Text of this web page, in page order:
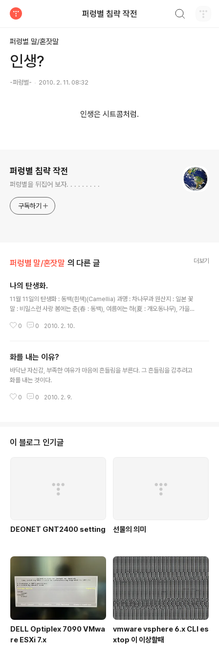
퍼렁별 침략 작전
퍼렁별 말/혼잣말
인생?
-퍼렁별- 2010. 2. 11. 08:32
인생은 시트콤처럼.
퍼렁별 침략 작전
퍼렁별을 뒤집어 보자. . . . . . . . .
구독하기
퍼렁별 말/혼잣말 의 다른 글 더보기
나의 탄생화.
11월 11일의 탄생화 : 동백(흰색)(Camellia) 과명 : 차나무과 원산지 : 일본 꽃
말 : 비밀스런 사랑 봄에는 춘(春 : 동백), 여름에는 하(夏 : 개오동나무), 가을에
이 유럽에 소개된 것은 17세기. 지금은 세계 각지에 아름다운 '카멜리아 가든'이
니다.
0 0 2010. 2. 10.
화를 내는 이유?
바닥난 자신감, 부족한 여유가 마음에 흔들림을 부른다. 그 흔들림을 감추려고
화를 내는 것이다.
0 0 2010. 2. 9.
이 블로그 인기글
DEONET GNT2400 setting 선물의 의미
DELL Optiplex 7090 VMwa
re ESXi 7.x
vmware vsphere 6.x CLI es
xtop 이 이상할때